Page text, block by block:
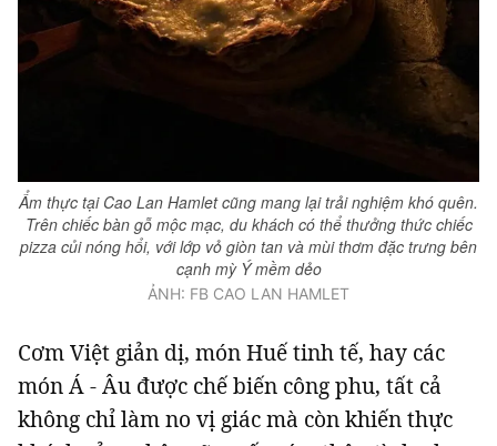
Ẩm thực tại Cao Lan Hamlet cũng mang lại trải nghiệm khó quên.
Trên chiếc bàn gỗ mộc mạc, du khách có thể thưởng thức chiếc
pizza củi nóng hổi, với lớp vỏ giòn tan và mùi thơm đặc trưng bên
cạnh mỳ Ý mềm dẻo
ẢNH: FB CAO LAN HAMLET
Cơm Việt giản dị, món Huế tinh tế, hay các
món Á - Âu được chế biến công phu, tất cả
không chỉ làm no vị giác mà còn khiến thực